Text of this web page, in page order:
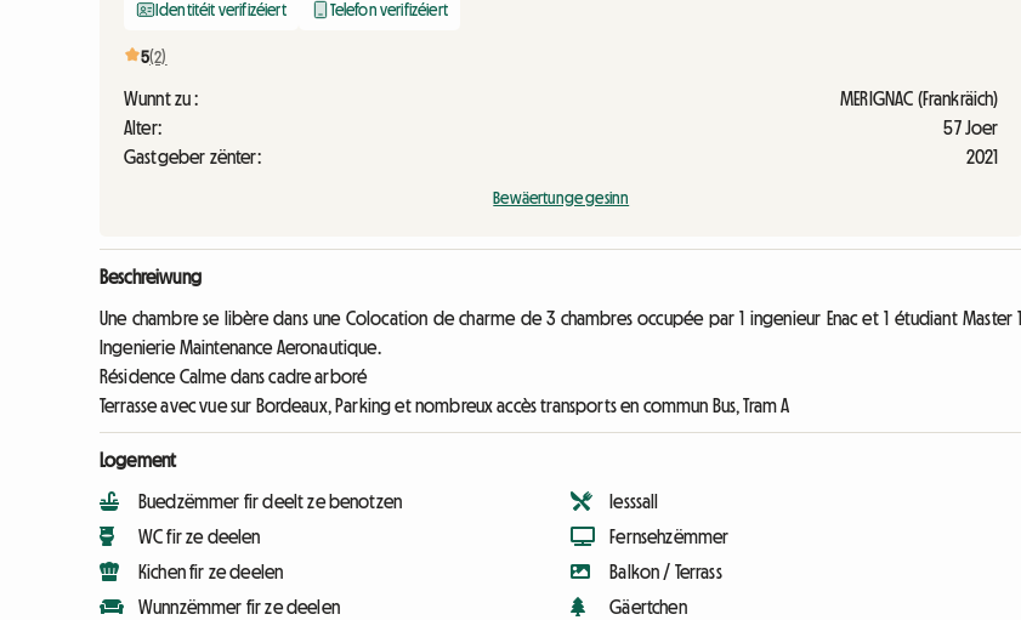
Identitéit verifizéiert Telefon verifizéiert
5(2)
Wunnt zu :
MERIGNAC (Frankräich)
Alter:
57 Joer
Gastgeber zënter:
2021
Bewäertunge gesinn
Beschreiwung
Une chambre se libère dans une Colocation de charme de 3 chambres occupée par 1 ingenieur Enac et 1 étudiant Master 1
Ingenierie Maintenance Aeronautique.
Résidence Calme dans cadre arboré
Terrasse avec vue sur Bordeaux, Parking et nombreux accès transports en commun Bus, Tram A
Logement
Buedzëmmer fir deelt ze benotzen
WC fir ze deelen
Kichen fir ze deelen
Wunnzëmmer fir ze deelen
Iesssall
Fernsehzëmmer
Balkon / Terrass
Gäertchen